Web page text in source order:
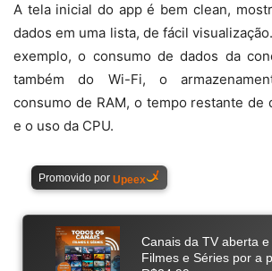
A tela inicial do app é bem clean,
dados em uma lista, de fácil
exemplo, o consumo de dados da
também do Wi-Fi, o
consumo de RAM, o tempo restante de
e o uso da CPU.